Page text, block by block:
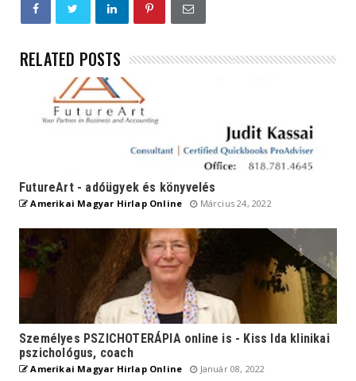
RELATED POSTS
FutureArt - adóügyek és könyvelés
Amerikai Magyar Hirlap Online Március 24, 2022
Személyes PSZICHOTERÁPIA online is - Kiss Ida klinikai
pszichológus, coach
Amerikai Magyar Hirlap Online Január 08, 2022